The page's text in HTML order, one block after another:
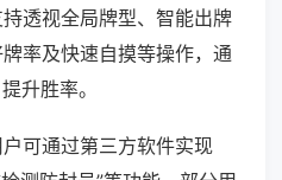
透视全局牌型、智能出牌
率及快速自摸等操作，通
升胜率。
可通过第三方软件实现